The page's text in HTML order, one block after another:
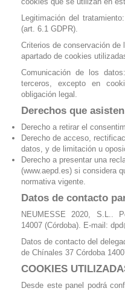
Legitimación del
(art. 6.1 GDPR).
Criterios de conservación de
apartado de cookies
Comunicación de los
terceros, excepto en
obligación legal.
Derechos que
Derecho a retirar el
Derecho de acceso,
datos, y de limitación u
Derecho a presentar una
(www.aepd.es) si considera
normativa vigente.
Datos de contacto
NEUMESSE 2020, S.L..
14007 (Córdoba). E-mail:
Datos de contacto del
de Chínales 37 Córdoba
COOKIES
Desde este panel podrá